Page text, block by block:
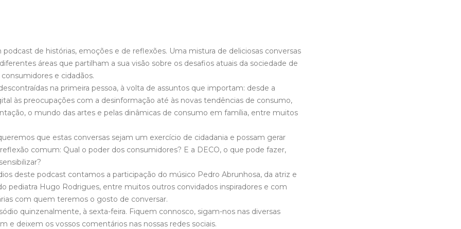
podcast de histórias, emoções e de reflexões. Uma mistura de deliciosas conversas
áreas que partilham a sua visão sobre os desafios atuais da sociedade de
e cidadãos.
na primeira pessoa, à volta de assuntos que importam: desde a
às preocupações com a desinformação até às novas tendências de consumo,
o mundo das artes e pelas dinâmicas de consumo em família, entre muitos
que estas conversas sejam um exercício de cidadania e possam gerar
comum: Qual o poder dos consumidores? E a DECO, o que pode fazer,
deste podcast contamos a participação do músico Pedro Abrunhosa, da atriz e
pediatra Hugo Rodrigues, entre muitos outros convidados inspiradores e com
com quem teremos o gosto de conversar.
quinzenalmente, à sexta-feira. Fiquem connosco, sigam-nos nas diversas
e deixem os vossos comentários nas nossas redes sociais.